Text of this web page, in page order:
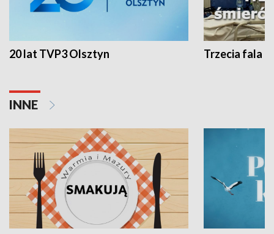
20 lat TVP3 Olsztyn Trzecia fala -
INNE